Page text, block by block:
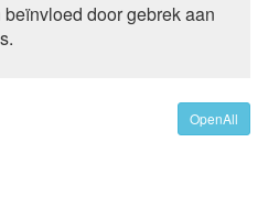
door gebrek aan
OpenAll